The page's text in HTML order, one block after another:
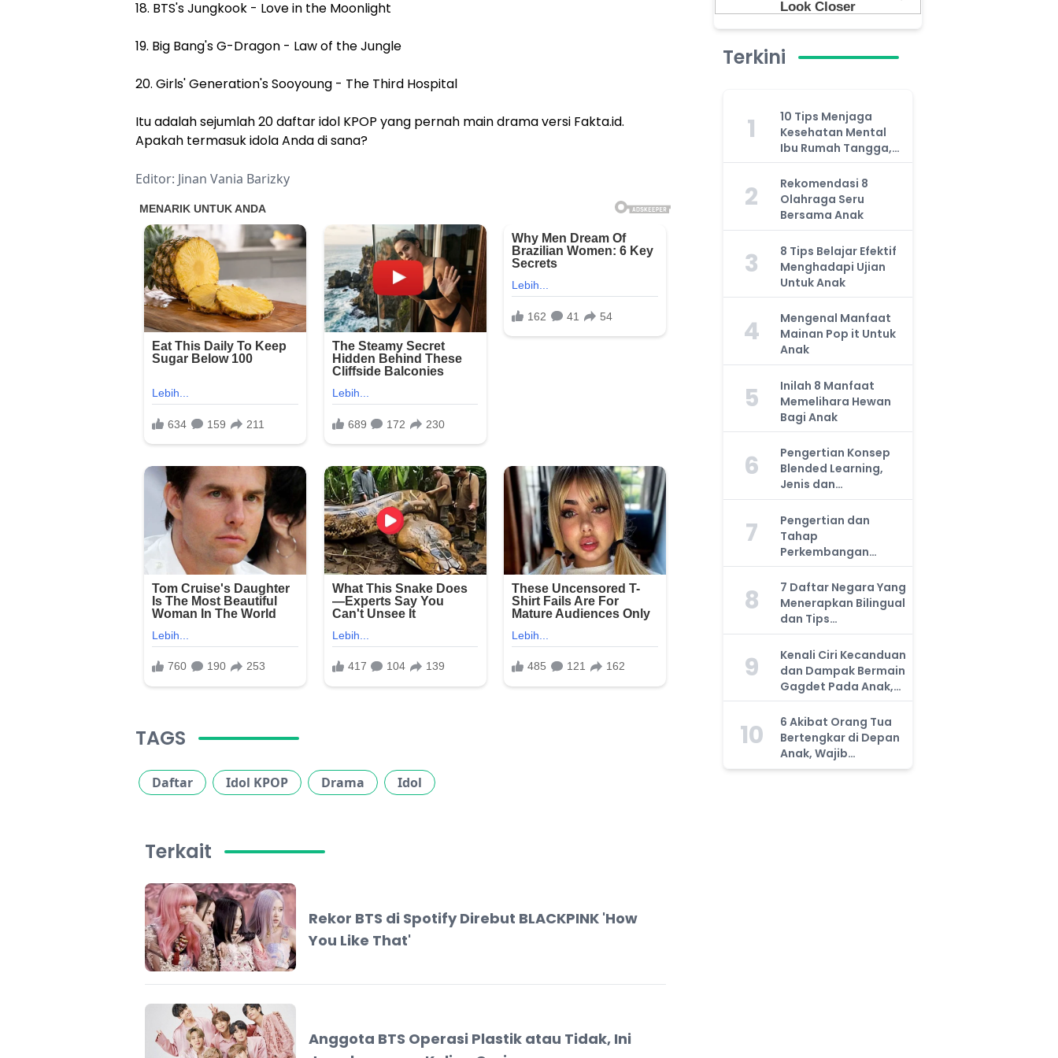
18. BTS's Jungkook - Love in the Moonlight
19. Big Bang's G-Dragon - Law of the Jungle
20. Girls' Generation's Sooyoung - The Third Hospital
Itu adalah sejumlah 20 daftar idol KPOP yang pernah main drama versi Fakta.id.
Apakah termasuk idola Anda di sana?
Editor: Jinan Vania Barizky
TAGS
Daftar Idol KPOP Drama Idol
Terkini
1
10 Tips Menjaga
Kesehatan Mental
Ibu Rumah Tangga,
Jangan Anggap
Remeh!
2
Rekomendasi 8
Olahraga Seru
Bersama Anak
3
8 Tips Belajar Efektif
Menghadapi Ujian
Untuk Anak
4
Mengenal Manfaat
Mainan Pop it Untuk
Anak
5
Inilah 8 Manfaat
Memelihara Hewan
Bagi Anak
6
Pengertian Konsep
Blended Learning,
Jenis dan
Manfaatnya, Anda
Harus Tahu!
7
Pengertian dan
Tahap
Perkembangan
Kemampuan Kognitif
Anak, Bunda Wajib
Tahu!
8
7 Daftar Negara Yang
Menerapkan Bilingual
dan Tips
Mengajarkan Pada
Anak
9
Kenali Ciri Kecanduan
dan Dampak Bermain
Gagdet Pada Anak,
Orang Tua Wajib
Tahu!
10
6 Akibat Orang Tua
Bertengkar di Depan
Anak, Wajib
Waspada!
Terkait
Rekor BTS di Spotify Direbut BLACKPINK 'How
You Like That'
Anggota BTS Operasi Plastik atau Tidak, Ini